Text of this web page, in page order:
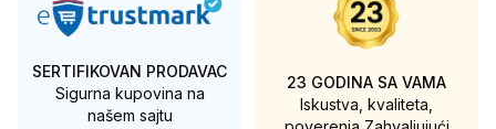
SERTIFIKOVAN PRODAVAC
Sigurna kupovina na
našem sajtu
23 GODINA SA VAMA
Iskustva, kvaliteta,